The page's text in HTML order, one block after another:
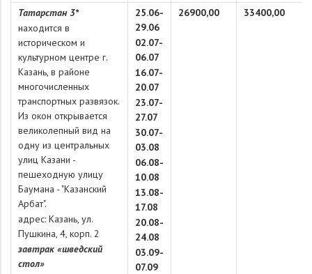
Татарстан 3*
находится в
историческом и
культурном центре г.
Казань, в районе
многочисленных
транспортных развязок.
Из окон открывается
великолепный вид на
одну из центральных
улиц Казани -
пешеходную улицу
Баумана - "Казанский
Арбат".
адрес: Казань, ул.
Пушкина, 4, корп. 2
завтрак «шведский
стол»
25.06-
29.06
02.07-
06.07
16.07-
20.07
23.07-
27.07
30.07-
03.08
06.08-
10.08
13.08-
17.08
20.08-
24.08
03.09-
07.09
26900,00 33400,00